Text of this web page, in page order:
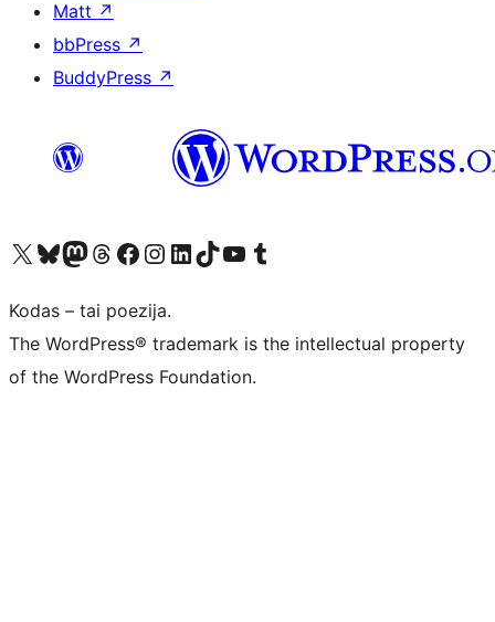
Matt ↗
bbPress ↗
BuddyPress ↗
Visit our X (formerly Twitter) account
Apsilankykite mūsų Bluesky paskyroje
Visit our Mastodon account
Apsilankykite mūsų Threads paskyroje
Visit our Facebook page
Visit our Instagram account
Visit our LinkedIn account
Apsilankykite mūsų TikTok paskyroje
Visit our YouTube channel
Apsilankykite mūsų Tumblr paskyroje
Kodas – tai poezija.
The WordPress® trademark is the intellectual property
of the WordPress Foundation.